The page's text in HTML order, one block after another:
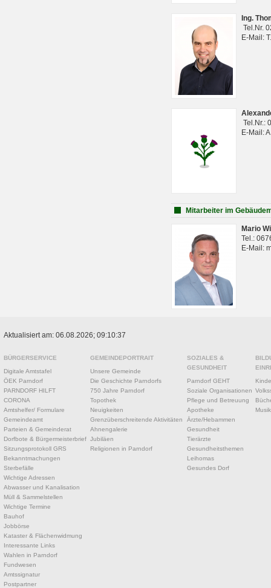
Ing.
Tel.Nr.
E-Mail:
Tel.Nr.:
E-Mail:
Mitarbeiter im
Mario
Tel.:
E-Mail:
Aktualisiert am: 06.08.2026; 09:10:37
BÜRGERSERVICE
Digitale Amtstafel
ÖEK Parndorf
PARNDORF HILFT
CORONA
Amtshelfer/ Formulare
Gemeindeamt
Parteien & Gemeinderat
Dorfbote & Bürgermeisterbrief
Sitzungsprotokoll GRS
Bekanntmachungen
Sterbefälle
Wichtige Adressen
Abwasser und Kanalisation
Müll & Sammelstellen
Wichtige Termine
Bauhof
Jobbörse
Kataster & Flächenwidmung
Interessante Links
Wahlen in Parndorf
Fundwesen
Amtssignatur
Postpartner
GEMEINDEPORTRAIT
Unsere Gemeinde
Die Geschichte Parndorfs
750 Jahre Parndorf
Topothek
Neuigkeiten
Grenzüberschreitende Aktivitäten
Ahnengalerie
Jubiläen
Religionen in Parndorf
SOZIALES &
GESUNDHEIT
Parndorf GEHT
Soziale Organisationen
Pflege und Betreuung
Apotheke
Ärzte/Hebammen
Gesundheit
Tierärzte
Gesundheitsthemen
Leihomas
Gesundes Dorf